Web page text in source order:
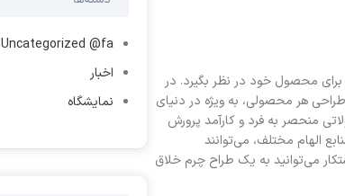
برای محصول خود در نظر بگیرد. در
هر محصولی، به ویژه در دنیای
منحصر به فرد و کارآمد پرورش
الهام مختلف، می‌توانند
می‌توانید به یک طراح چرم خلاق
Uncategorized @fa
اخبار
نمایشگاه